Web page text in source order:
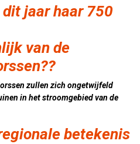
jaar haar 750
van de
zullen zich ongetwijfeld
in het stroomgebied van de
betekenis